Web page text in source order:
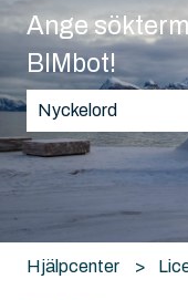
Ange
BIMbot!
Det finns inga
Hjälpcenter